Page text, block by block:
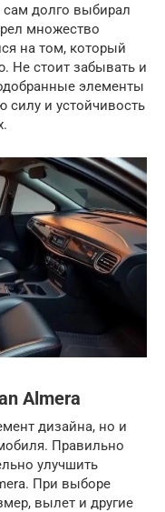
долго выбирал
множество
на том, который
Не стоит забывать и
элементы
силу и устойчивость
Almera
дизайна, но и
Правильно
улучшить
При выборе
вылет и другие